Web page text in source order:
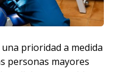
prioridad a medida
personas mayores